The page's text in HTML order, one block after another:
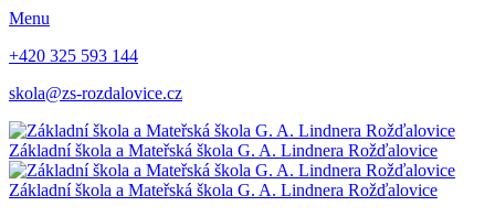
Menu
+420 325 593 144
skola@zs-rozdalovice.cz
Základní škola a Mateřská škola G. A. Lindnera Rožďalovice
Základní škola a Mateřská škola G. A. Lindnera Rožďalovice